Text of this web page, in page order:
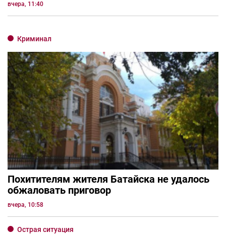
вчера, 11:40
Криминал
Похитителям жителя Батайска не удалось
обжаловать приговор
вчера, 10:58
Острая ситуация